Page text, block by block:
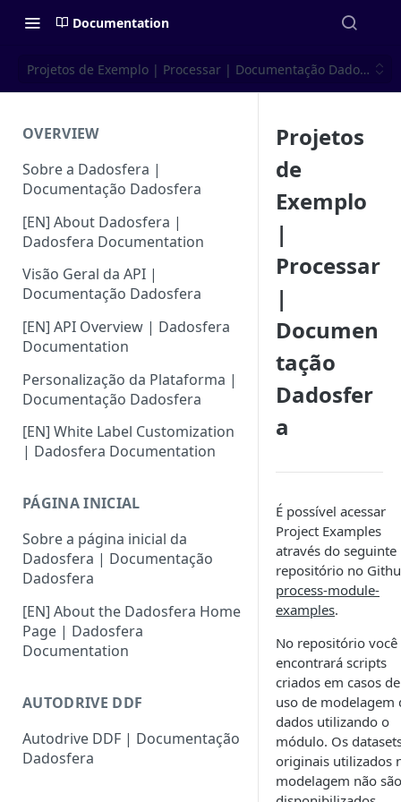
Documentation
Projetos de Exemplo | Processar | Documentação Dadosfera
OVERVIEW
Sobre a Dadosfera |
Documentação Dadosfera
[EN] About Dadosfera |
Dadosfera Documentation
Visão Geral da API |
Documentação Dadosfera
[EN] API Overview | Dadosfera
Documentation
Personalização da Plataforma |
Documentação Dadosfera
[EN] White Label Customization
| Dadosfera Documentation
PÁGINA INICIAL
Sobre a página inicial da
Dadosfera | Documentação
Dadosfera
[EN] About the Dadosfera Home
Page | Dadosfera
Documentation
AUTODRIVE DDF
Autodrive DDF | Documentação
Dadosfera
Projetos
de
Exemplo
|
Processar
|
Documen
tação
Dadosfer
a
É possível acessar
Project Examples
através do seguinte
repositório no
process-module-
examples.
No repositório você
encontrará scripts
criados em casos de
uso de modelagem
dados utilizando o
módulo. Os
originais utilizados
modelagem não são